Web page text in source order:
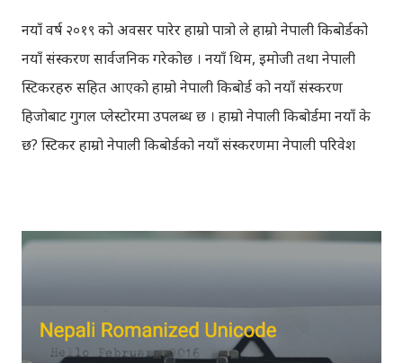
नयाँ वर्ष २०१९ को अवसर पारेर हाम्रो पात्रो ले हाम्रो नेपाली किबोर्डको
नयाँ संस्करण सार्वजनिक गरेकोछ । नयाँ थिम, इमोजी तथा नेपाली
स्टिकरहरु सहित आएको हाम्रो नेपाली किबोर्ड को नयाँ संस्करण
हिजोबाट गुगल प्लेस्टोरमा उपलब्ध छ । हाम्रो नेपाली किबोर्डमा नयाँ के
छ? स्टिकर हाम्रो नेपाली किबोर्डको नयाँ संस्करणमा नेपाली परिवेश
इन्स्टाग्राम आदि जुनसुकै एप्लिकेशनमा पनि प्रयोग गर्न मिल्ने यी नेपाली
मैचासमेत गरी आठ किसिमका स्टिकरहरु समावेश गरिएकोछ । हाम्रो
नेपाली किबोर्डको इमोजी खण्डमा गएर यी स्टिकरहरु प्रयोग गर्न